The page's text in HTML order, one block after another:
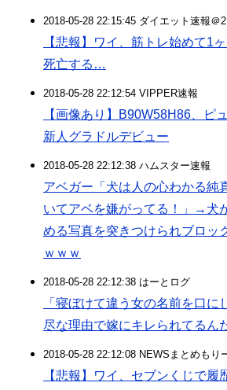
2018-05-28 22:15:45 ダイエット速報＠
【悲報】ワイ、筋トレ始めて1
死亡する…
2018-05-28 22:12:54 VIPPER速報
【画像あり】B90W58H86、ピ
新人グラドルデビュー
2018-05-28 22:12:38 ハムスター速報
アベガー「犬は人の心わかる純
いてアベを嫌がってる！」→犬
める写真を突きつけられブロッ
ｗｗｗ
2018-05-28 22:12:38 はーとログ
「寝ぼけて違う女の名前を口に
尽な理由で嫁にキレられてるん
2018-05-28 22:12:08 NEWSまとめもり
【悲報】ワイ、セブンくじで履